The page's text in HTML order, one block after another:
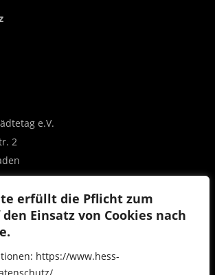
erfüllt die Pflicht zum
Einsatz von Cookies nach
https://www.hess-
e.V.
2
Hessischer Städtetag e.V.
uns
611 1702 0